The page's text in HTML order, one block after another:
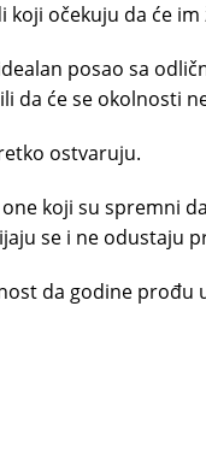
očekuju da će
posao sa
da će se okolnosti
ostvaruju.
koji su spremni
se i ne odustaju
da godine prođu